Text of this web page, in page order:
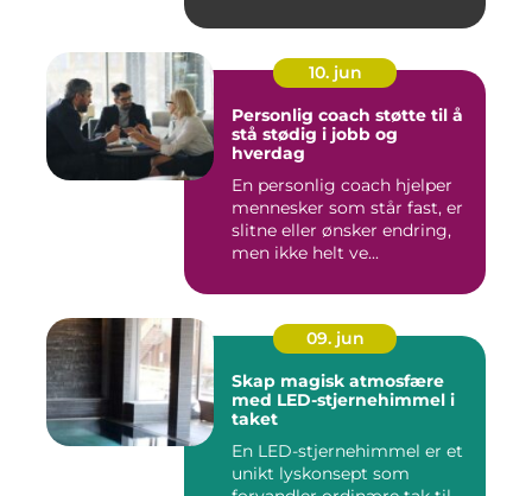
10. jun
Personlig coach støtte til å
stå stødig i jobb og
hverdag
En personlig coach hjelper
mennesker som står fast, er
slitne eller ønsker endring,
men ikke helt ve...
09. jun
Skap magisk atmosfære
med LED-stjernehimmel i
taket
En LED-stjernehimmel er et
unikt lyskonsept som